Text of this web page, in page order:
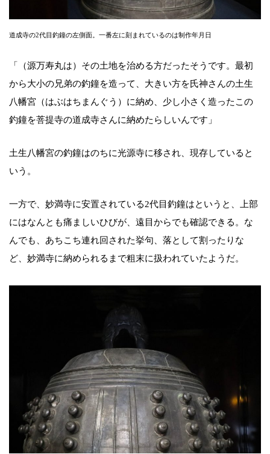
道成寺の2代目釣鐘の左側面。一番左に刻まれているのは制作年月日
「（源万寿丸は）その土地を治める方だったそうです。最初
から大小の兄弟の釣鐘を造って、大きい方を氏神さんの土生
八幡宮（はぶはちまんぐう）に納め、少し小さく造ったこの
釣鐘を菩提寺の道成寺さんに納めたらしいんです」
土生八幡宮の釣鐘はのちに光源寺に移され、現存していると
いう。
一方で、妙満寺に安置されている2代目釣鐘はというと、上部
にはなんとも痛ましいひびが、遠目からでも確認できる。な
んでも、あちこち連れ回された挙句、落として割ったりな
ど、妙満寺に納められるまで粗末に扱われていたようだ。